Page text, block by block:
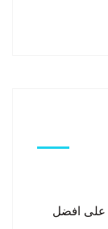
على افضل